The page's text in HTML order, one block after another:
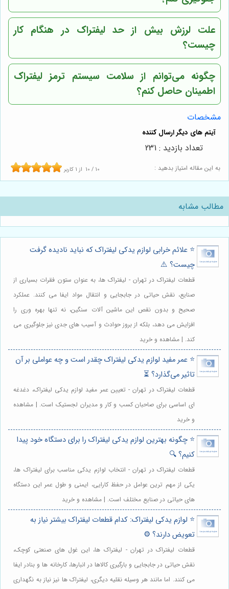
علت لرزش بیش از حد لیفتراک در هنگام کار
چیست؟
چگونه می‌توانم از سلامت سیستم ترمز لیفتراک
اطمینان حاصل کنم؟
مشخصات
به این مقاله امتیاز بدهید : 10 / 10 از 1 کاربر
تعداد بازدید : 231
مطالب مشابه
⭐️ علائم خرابی لوازم یدکی لیفتراک که نباید نادیده گرفت
چیست؟ ⚠️
قطعات لیفتراک در تهران - لیفتراک ها، به عنوان ستون فقرات بسیاری از
صنایع، نقش حیاتی در جابجایی و انتقال مواد ایفا می کنند. عملکرد
صحیح و بدون نقص این ماشین آلات سنگین، نه تنها بهره وری را
افزایش می دهد، بلکه از بروز حوادث و آسیب های جدی نیز جلوگیری می
کند. | مشاهده و خرید
⭐️ عمر مفید لوازم یدکی لیفتراک چقدر است و چه عواملی بر آن
تاثیر می‌گذارد؟ ⏳
قطعات لیفتراک در تهران - تعیین عمر مفید لوازم یدکی لیفتراک، دغدغه
ای اساسی برای صاحبان کسب و کار و مدیران لجستیک است. | مشاهده
و خرید
⭐️ چگونه بهترین لوازم یدکی لیفتراک را برای دستگاه خود پیدا
کنیم؟ 🔍
قطعات لیفتراک در تهران - انتخاب لوازم یدکی مناسب برای لیفتراک ها،
یکی از مهم ترین عوامل در حفظ کارایی، ایمنی و طول عمر این دستگاه
های حیاتی در صنایع مختلف است. | مشاهده و خرید
⭐️ لوازم یدکی لیفتراک: کدام قطعات لیفتراک بیشتر نیاز به
تعویض دارند؟ ⚙️
قطعات لیفتراک در تهران - لیفتراک ها، این غول های صنعتی کوچک،
نقش حیاتی در جابجایی و بارگیری کالاها در انبارها، کارخانه ها و بنادر ایفا
می کنند. اما مانند هر وسیله نقلیه دیگری، لیفتراک ها نیز نیاز به نگهداری